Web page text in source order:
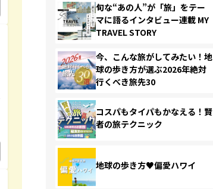
旬な“あの人”が「旅」をテー
マに語るインタビュー連載 MY
TRAVEL STORY
今、こんな旅がしてみたい！地
球の歩き方が選ぶ2026年絶対
行くべき旅先30
コスパもタイパもかなえる！賢
者の旅テクニック
地球の歩き方♥偏愛ハワイ